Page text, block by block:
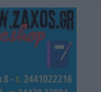
σε 20 τροχαία
ευρώ σε